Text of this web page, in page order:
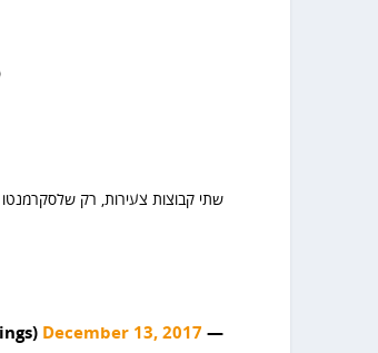
שתי קבוצות צעירות, רק שלסקרמנטו יש את ג'ורג' היל (18-7-3 ו-3 חטיפות)
— Sacramento Kings (@SacramentoKings)
December 13, 2017